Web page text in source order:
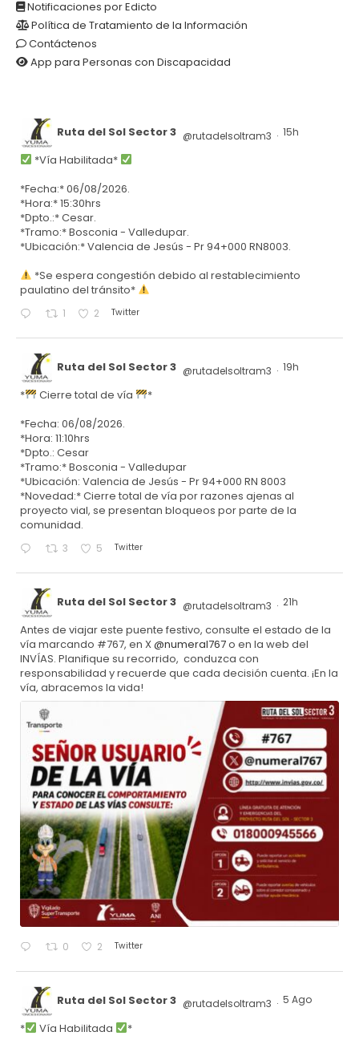
Notificaciones por Edicto
Política de Tratamiento de la Información
Contáctenos
App para Personas con Discapacidad
Ruta del Sol Sector 3 @rutadelsoltram3 · 15h
*Vía Habilitada*
*Fecha:* 06/08/2026.
*Hora:* 15:30hrs
*Dpto.:* Cesar.
*Tramo:* Bosconia - Valledupar.
*Ubicación:* Valencia de Jesús - Pr 94+000 RN8003.
*Se espera congestión debido al restablecimiento
paulatino del tránsito*
1 2 Twitter
Ruta del Sol Sector 3 @rutadelsoltram3 · 19h
* Cierre total de vía
*
*Fecha: 06/08/2026.
*Hora: 11:10hrs
*Dpto.: Cesar
*Tramo:* Bosconia - Valledupar
*Ubicación: Valencia de Jesús - Pr 94+000 RN 8003
*Novedad:* Cierre total de vía por razones ajenas al
proyecto vial, se presentan bloqueos por parte de la
comunidad.
3 5 Twitter
Ruta del Sol Sector 3 @rutadelsoltram3 · 21h
Antes de viajar este puente festivo, consulte el estado de la
vía marcando #767, en X@numeral767o en la web del
INVÍAS. Planifique su recorrido, conduzca con
responsabilidad y recuerde que cada decisión cuenta. ¡En la
vía, abracemos la vida!
0 2 Twitter
Ruta del Sol Sector 3 @rutadelsoltram3 · 5 Ago
* Vía Habilitada
*